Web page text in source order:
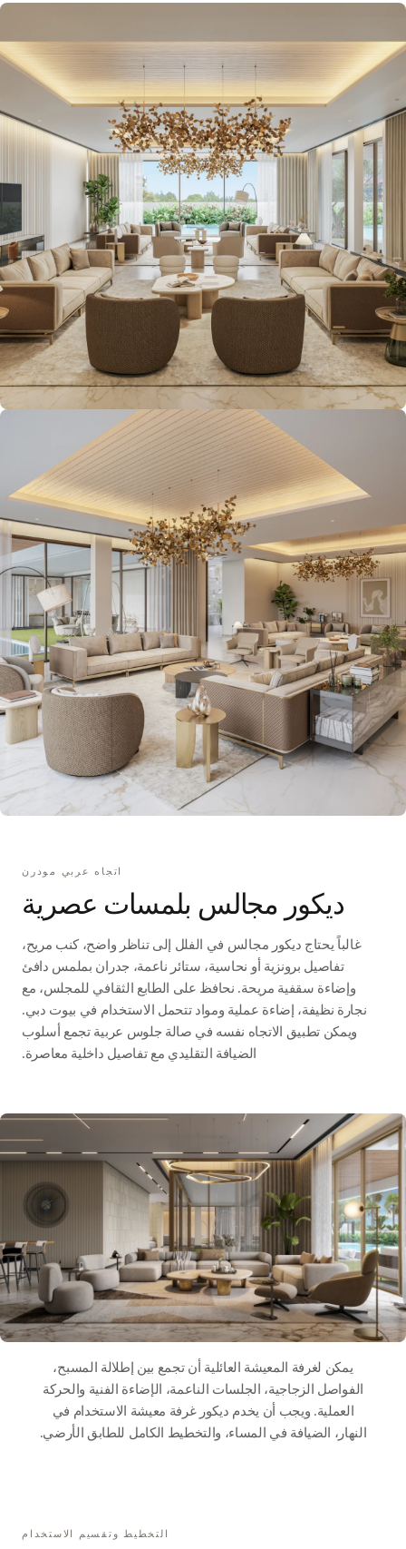
اتجاه عربي مودرن
ديكور مجالس بلمسات عصرية
غالباً يحتاج ديكور مجالس في الفلل إلى تناظر واضح، كنب مريح،
تفاصيل برونزية أو نحاسية، ستائر ناعمة، جدران بملمس دافئ
وإضاءة سقفية مريحة. نحافظ على الطابع الثقافي للمجلس، مع
نجارة نظيفة، إضاءة عملية ومواد تتحمل الاستخدام في بيوت دبي.
ويمكن تطبيق الاتجاه نفسه في صالة جلوس عربية تجمع أسلوب
الضيافة التقليدي مع تفاصيل داخلية معاصرة.
يمكن لغرفة المعيشة العائلية أن تجمع بين إطلالة المسبح،
الفواصل الزجاجية، الجلسات الناعمة، الإضاءة الفنية والحركة
العملية. ويجب أن يخدم ديكور غرفة معيشة الاستخدام في
النهار، الضيافة في المساء، والتخطيط الكامل للطابق الأرضي.
التخطيط وتقسيم الاستخدام